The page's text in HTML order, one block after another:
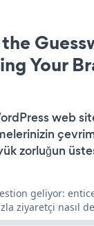
Your
web
zorluğun
geliyor:
ziyaretçi nasıl